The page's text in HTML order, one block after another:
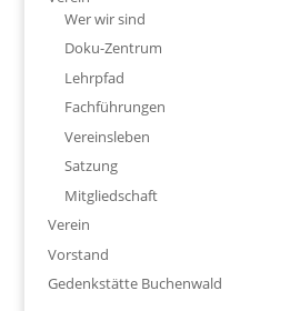
Wer wir sind
Doku-Zentrum
Lehrpfad
Fachführungen
Vereinsleben
Satzung
Mitgliedschaft
Verein
Vorstand
Gedenkstätte Buchenwald